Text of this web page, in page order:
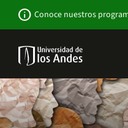
contenido
info Conoce nuestros
Navbar
-
Sitio